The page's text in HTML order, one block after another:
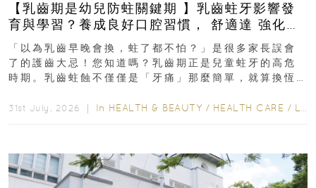
【乳齒期是幼兒防蛀關鍵期 】乳齒蛀牙影響發
育與學習？養成良好口腔習慣， 舒適達 強化琺
瑯質 兒童牙膏防護指南
「以為乳齒早晚會換，蛀了都不怕？」是很多家長誤會
了的護齒大忌！您知道嗎？乳齒期正是兒童蛀牙的高危
時期。乳齒蛀蝕不僅僅是「牙痛」那麼簡單，就算換恆
31st July, 2026 ｜ In HEALTH & BEAUTY / HEALTH CARE / LIFESTYLE